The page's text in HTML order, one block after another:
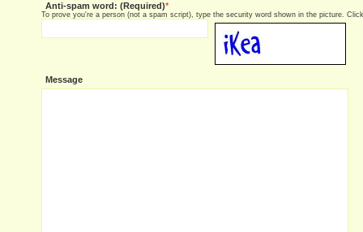
Anti-spam word: (Required)*
To prove you're a person (not a spam script), type the security word shown in the picture.
Message